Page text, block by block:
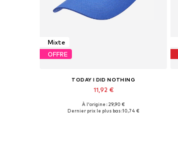
Mixte
OFFRE
TODAY I DID NOTHING
11,92 €
Tailles disponibles: 55-60
À l'origine : 29,90 €
Dernier prix le plus bas :10,74 €